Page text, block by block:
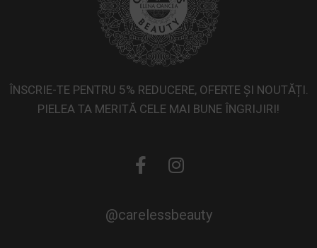
ÎNSCRIE-TE PENTRU 5% REDUCERE, OFERTE ȘI NOUTĂȚI.
PIELEA TA MERITĂ CELE MAI BUNE ÎNGRIJIRI!
@carelessbeauty